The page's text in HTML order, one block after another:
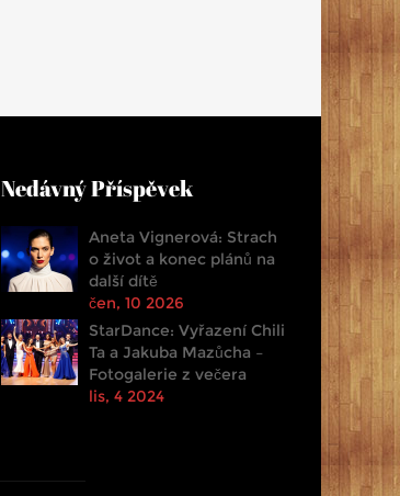
Nedávný Příspěvek
Aneta Vignerová: Strach
o život a konec plánů na
další dítě
čen, 10 2026
StarDance: Vyřazení Chili
Ta a Jakuba Mazůcha –
Fotogalerie z večera
lis, 4 2024